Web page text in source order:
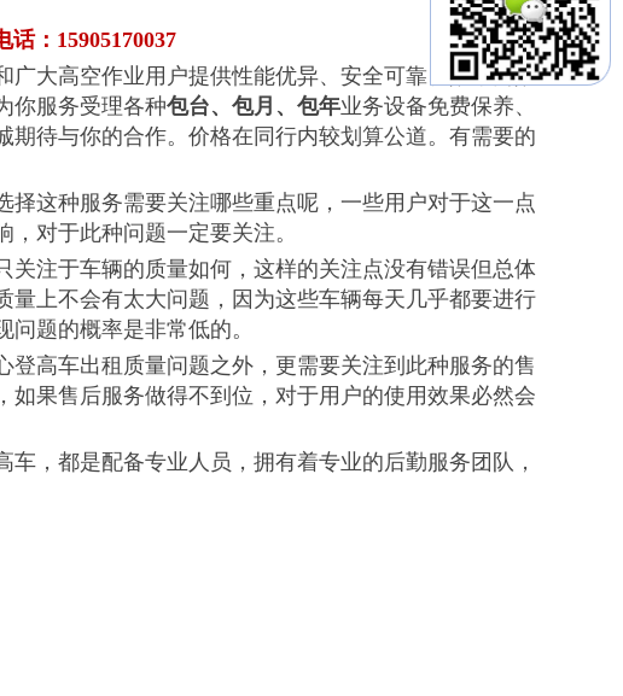
：15905170037
广大高空作业用户提供性能优异、安全可靠、效率高效
你服务受理各种包台、包月、包年业务设备免费保养、
待与你的合作。价格在同行内较划算公道。有需要的
择这种服务需要关注哪些重点呢，一些用户对于这一点
对于此种问题一定要关注。
注于车辆的质量如何，这样的关注点没有错误但总体
上不会有太大问题，因为这些车辆每天几乎都要进行
题的概率是非常低的。
登高车出租质量问题之外，更需要关注到此种服务的售
果售后服务做得不到位，对于用户的使用效果必然会
都是配备专业人员，拥有着专业的后勤服务团队，